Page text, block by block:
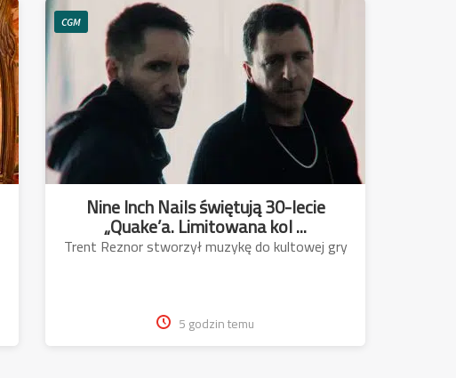
CGM
Nine Inch Nails świętują 30-lecie
„Quake’a. Limitowana kol ...
Trent Reznor stworzył muzykę do kultowej gry
5 godzin temu